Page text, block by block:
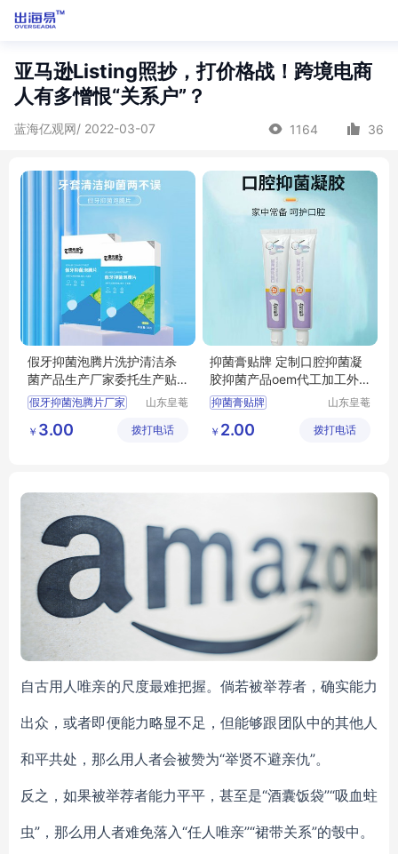
亚马逊Listing照抄，打价格战！跨境电商
人有多憎恨“关系户”？
蓝海亿观网/ 2022-03-07 1164 36
假牙抑菌泡腾片洗护清洁杀
菌产品生产厂家委托生产贴
牌定制皇菴堂
假牙抑菌泡腾片厂家
洗护清洁杀菌产品生产厂家
山东皇菴
限公司
￥ 3.00 拨打电话
抑菌膏贴牌 定制口腔抑菌凝
胶抑菌产品oem代工加工外
贸出口皇菴堂
抑菌膏贴牌
抑菌产品oem
山东皇菴
限公司
￥ 2.00 拨打电话
自古用人唯亲的尺度最难把握。倘若被举荐者，确实能力
出众，或者即便能力略显不足，但能够跟团队中的其他人
和平共处，那么用人者会被赞为“举贤不避亲仇”。
反之，如果被举荐者能力平平，甚至是“酒囊饭袋”“吸血蛀
虫”，那么用人者难免落入“任人唯亲”“裙带关系”的彀中。